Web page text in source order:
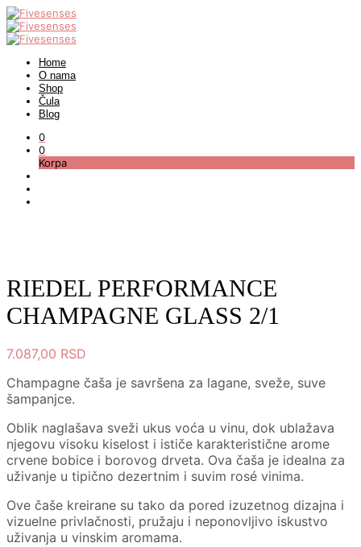
Home
O nama
Shop
Čula
Blog
0
0
Korpa
RIEDEL PERFORMANCE
CHAMPAGNE GLASS 2/1
7.087,00 RSD
Champagne čaša je savršena za lagane, sveže, suve
šampanjce.
Oblik naglašava sveži ukus voća u vinu, dok ublažava
njegovu visoku kiselost i ističe karakteristične arome
crvene bobice i borovog drveta. Ova čaša je idealna za
uživanje u tipično dezertnim i suvim rosé vinima.
Ove čaše kreirane su tako da pored izuzetnog dizajna i
vizuelne privlačnosti, pružaju i neponovljivo iskustvo
uživanja u vinskim aromama.